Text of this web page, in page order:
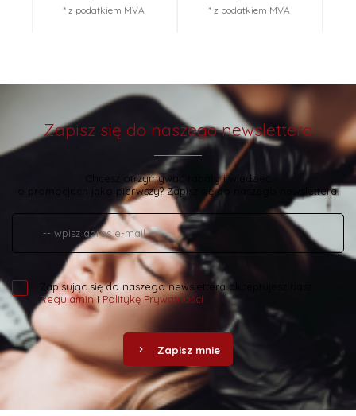
* z podatkiem MVA * z podatkiem MVA
Zapisz się do naszego newslettera
Chcesz otrzymywać rabaty i wiedzieć
o promocjach jako pierwszy? Zapisz się do naszego newslettera.
Zapisując się do naszego newslettera akceptujesz nasz
Regulamini Politykę Prywatności
Zapisz mnie